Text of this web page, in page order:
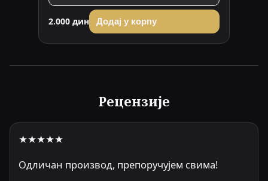
2.000 дин Додај у корпу
Рецензије
★★★★★
Одличан производ, препоручујем свима!